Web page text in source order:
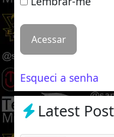
Esqueci a senha
Latest